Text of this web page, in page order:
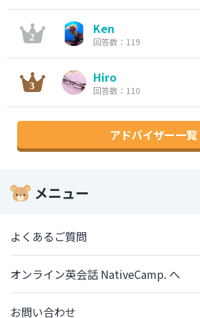
Ken
回答数：119
Hiro
回答数：110
アドバイザー一覧
メニュー
よくあるご質問
オンライン英会話 NativeCamp. へ
お問い合わせ